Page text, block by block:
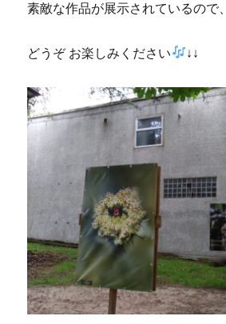
素敵な作品が展示されているので、
どうぞ お楽しみください ↓↓